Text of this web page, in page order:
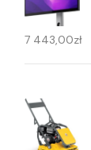
7 443,00zł